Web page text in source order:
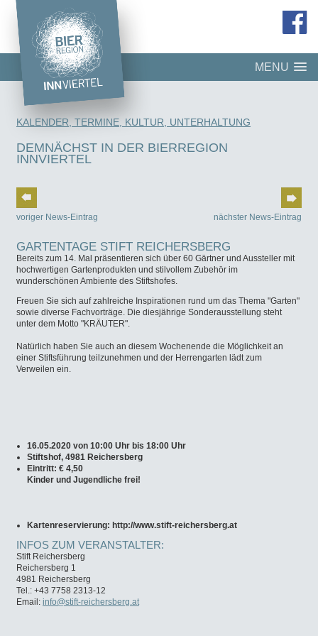
MENU
KALENDER, TERMINE, KULTUR, UNTERHALTUNG
DEMNÄCHST IN DER BIERREGION
INNVIERTEL
voriger News-Eintrag nächster News-Eintrag
GARTENTAGE STIFT REICHERSBERG
Bereits zum 14. Mal präsentieren sich über 60 Gärtner und Aussteller mit
hochwertigen Gartenprodukten und stilvollem Zubehör im
wunderschönen Ambiente des Stiftshofes.
Freuen Sie sich auf zahlreiche Inspirationen rund um das Thema "Garten"
sowie diverse Fachvorträge. Die diesjährige Sonderausstellung steht
unter dem Motto "KRÄUTER".
Natürlich haben Sie auch an diesem Wochenende die Möglichkeit an
einer Stiftsführung teilzunehmen und der Herrengarten lädt zum
Verweilen ein.
16.05.2020 von 10:00 Uhr bis 18:00 Uhr
Stiftshof, 4981 Reichersberg
Eintritt: € 4,50
Kinder und Jugendliche frei!
Kartenreservierung: http://www.stift-reichersberg.at
INFOS ZUM VERANSTALTER:
Stift Reichersberg
Reichersberg 1
4981 Reichersberg
Tel.: +43 7758 2313-12
Email: info@stift-reichersberg.at